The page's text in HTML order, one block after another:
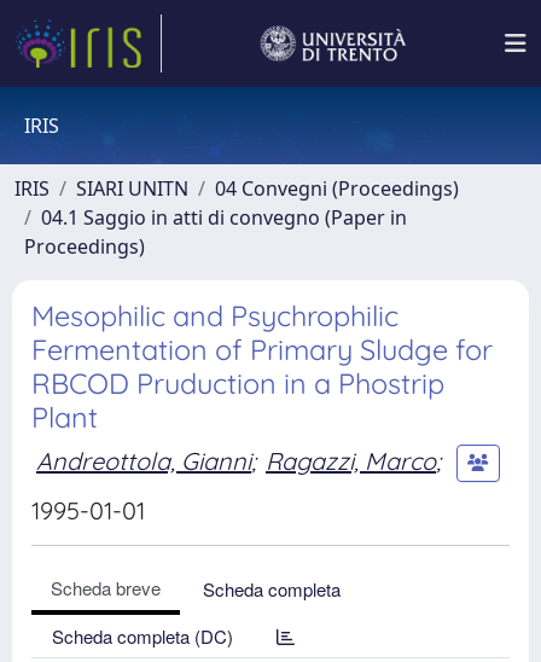
IRIS
IRIS SIARI UNITN
04 Convegni (Proceedings)
04.1 Saggio in atti di convegno (Paper in
Proceedings)
Mesophilic and Psychrophilic
Fermentation of Primary Sludge for
RBCOD Pruduction in a Phostrip
Plant
Andreottola, Gianni; Ragazzi, Marco;
1995-01-01
Scheda breve
Scheda completa
Scheda completa (DC)